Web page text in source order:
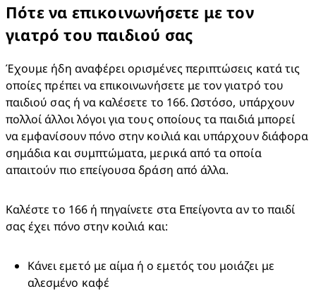
Πότε να επικοινωνήσετε με τον
γιατρό του παιδιού σας​
Έχουμε ήδη αναφέρει ορισμένες περιπτώσεις κατά τις
οποίες πρέπει να επικοινωνήσετε με τον γιατρό του
παιδιού σας ή να καλέσετε το 166. Ωστόσο, υπάρχουν
πολλοί άλλοι λόγοι για τους οποίους τα παιδιά μπορεί
να εμφανίσουν πόνο στην κοιλιά και υπάρχουν διάφορα
σημάδια και συμπτώματα, μερικά από τα οποία
απαιτούν πιο επείγουσα δράση από άλλα.​
Καλέστε το 166 ή πηγαίνετε στα Επείγοντα αν το παιδί
σας έχει πόνο στην κοιλιά και:​
Κάνει εμετό με αίμα ή ο εμετός του μοιάζει με
αλεσμένο καφέ